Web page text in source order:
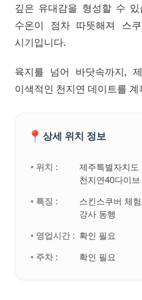
깊은 유대감을 형성할 수
수온이 점차 따뜻해져 스
시기입니다.
육지를 넘어 바닷속까지,
이색적인 천지연 데이트를 계
📍 상세 위치 정보
• 위치 :
제주특별자치
천지연40다이브
• 특징 :
스킨스쿠버 체
강사 동행
• 영업시간 : 확인 필요
• 주차 :
확인 필요